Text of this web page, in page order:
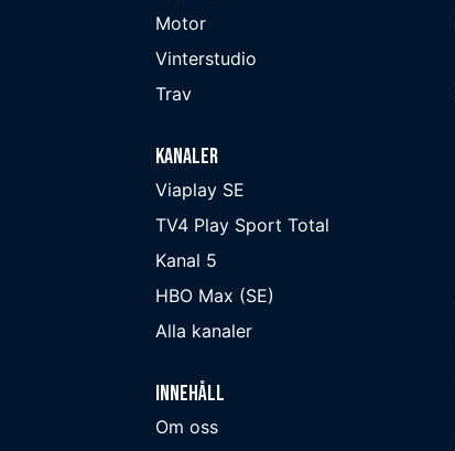
Motor
Vinterstudio
Trav
Kanaler
Viaplay SE
TV4 Play Sport Total
Kanal 5
HBO Max (SE)
Alla kanaler
Innehåll
Om oss